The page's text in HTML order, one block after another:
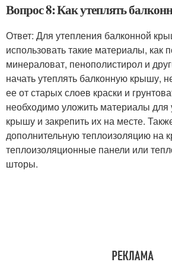
Вопрос 8: Как утеплять
Ответ: Для утепления балконной
использовать такие материалы, как
минераловат, пенополистирол и
начать утеплять балконную крышу,
ее от старых слоев краски и
необходимо уложить материалы для
крышу и закрепить их на месте.
дополнительную теплоизоляцию на
теплоизоляционные панели или
шторы.